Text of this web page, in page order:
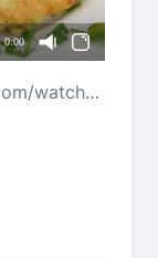
0:00
Источник: https://www.youtube.com/watch?v=BVYR29Eg9gI